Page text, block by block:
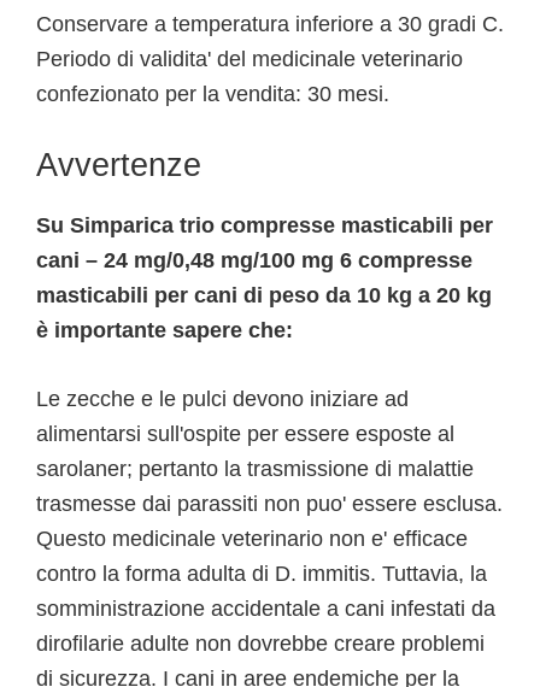
Conservare a temperatura inferiore a 30 gradi C.
Periodo di validita' del medicinale veterinario
confezionato per la vendita: 30 mesi.
Avvertenze
Su Simparica trio compresse masticabili per
cani – 24 mg/0,48 mg/100 mg 6 compresse
masticabili per cani di peso da 10 kg a 20 kg
è importante sapere che:
Le zecche e le pulci devono iniziare ad
alimentarsi sull'ospite per essere esposte al
sarolaner; pertanto la trasmissione di malattie
trasmesse dai parassiti non puo' essere esclusa.
Questo medicinale veterinario non e' efficace
contro la forma adulta di D. immitis. Tuttavia, la
somministrazione accidentale a cani infestati da
dirofilarie adulte non dovrebbe creare problemi
di sicurezza. I cani in aree endemiche per la